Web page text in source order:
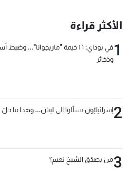
الأكثر قراءة
1
في بوداي: ١٦ خيمة "ماريجوانا"... وضبط
وذخائر
2إسرائيليّون تسلّلوا الى لبنان... وهذا ما
3من يصدّق الشيخ نعيم؟